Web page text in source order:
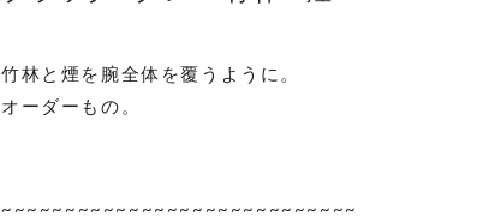
竹林と煙を腕全体を覆うように。
オーダーもの。
~~~~~~~~~~~~~~~~~~~~~~~~~~~~